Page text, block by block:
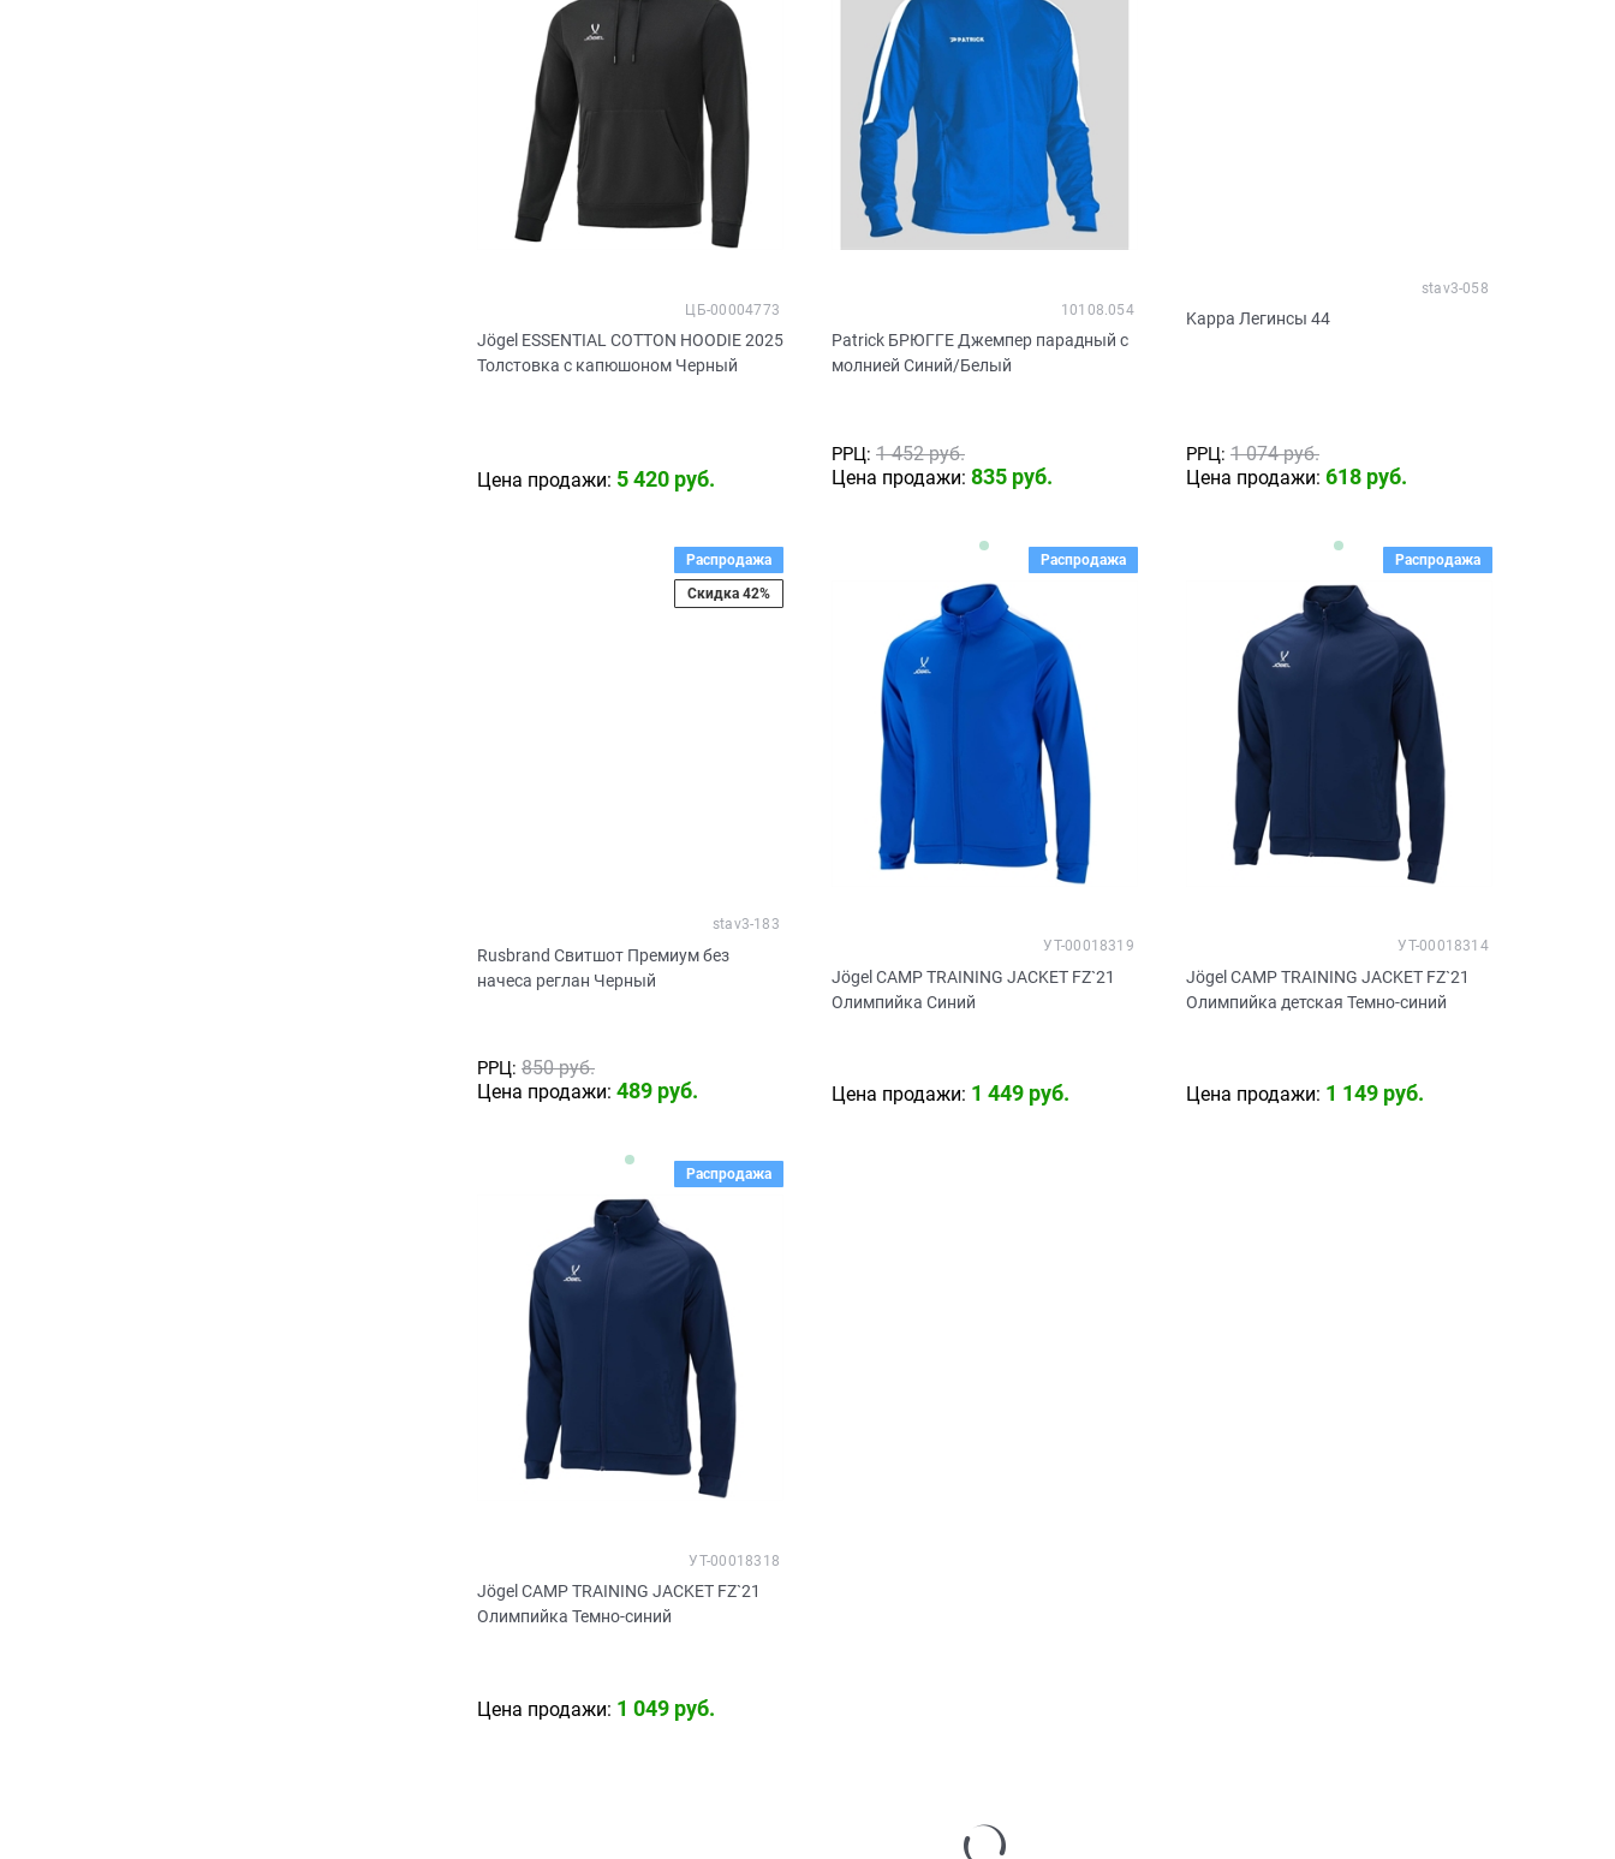
Jögel ESSENTIAL COTTON HOODIE 2025
Толстовка с капюшоном Черный
ЦБ-00004773
Цена продажи: 5 420 руб.
Patrick БРЮГГЕ Джемпер парадный с
молнией Синий/Белый
10108.054
РРЦ: 1 452 руб.
Цена продажи: 835 руб.
Kappa Легинсы 44
stav3-058
РРЦ: 1 074 руб.
Цена продажи: 618 руб.
Rusbrand Свитшот Премиум без
начеса реглан Черный
stav3-183
РРЦ: 850 руб.
Цена продажи: 489 руб.
Распродажа
Скидка 42%
Jögel CAMP TRAINING JACKET FZ`21
Олимпийка Синий
УТ-00018319
Цена продажи: 1 449 руб.
Распродажа
Jögel CAMP TRAINING JACKET FZ`21
Олимпийка детская Темно-синий
УТ-00018314
Цена продажи: 1 149 руб.
Распродажа
Jögel CAMP TRAINING JACKET FZ`21
Олимпийка Темно-синий
УТ-00018318
Цена продажи: 1 049 руб.
Распродажа